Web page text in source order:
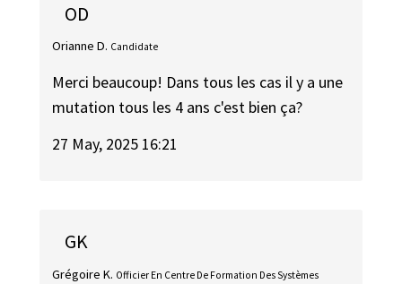
OD
Orianne D. Candidate
Merci beaucoup! Dans tous les cas il y a une
mutation tous les 4 ans c'est bien ça?
27 May, 2025 16:21
GK
Grégoire K. Officier En Centre De Formation Des Systèmes